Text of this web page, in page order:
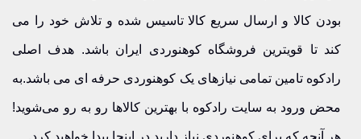
بودن کالا و ارسال سریع کالا تاسیس شده و تلاش خود را می
کند تا قویترین فروشگاه کوهنوردی ایران باشد. هدف اصلی
رادکوه تامین تمامی نیازهای یک کوهنوردی حرفه ای می باشد.به
محض ورود به سایت رادکوه با بهترین کالاها رو به رو می‌شوید!